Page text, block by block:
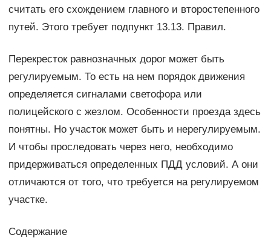
считать его схождением главного и второстепенного
путей. Этого требует подпункт 13.13. Правил.
Перекресток равнозначных дорог может быть
регулируемым. То есть на нем порядок движения
определяется сигналами светофора или
полицейского с жезлом. Особенности проезда здесь
понятны. Но участок может быть и нерегулируемым.
И чтобы проследовать через него, необходимо
придерживаться определенных ПДД условий. А они
отличаются от того, что требуется на регулируемом
участке.
Содержание